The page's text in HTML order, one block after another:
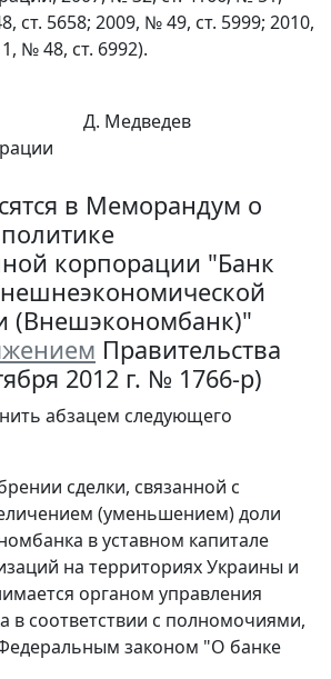
ст. 5658; 2009, № 49, ст. 5999; 2010,
№ 48, ст. 6992).
Д. Медведев
в Меморандум о
корпорации "Банк
(Внешэкономбанк)"
Правительства
2012 г. № 1766-р)
абзацем следующего
сделки, связанной с
(уменьшением) доли
в уставном капитале
на территориях Украины и
органом управления
в соответствии с полномочиями,
законом "О банке